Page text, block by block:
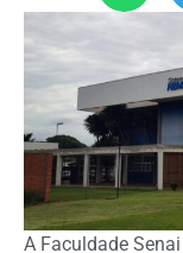
A Faculdade